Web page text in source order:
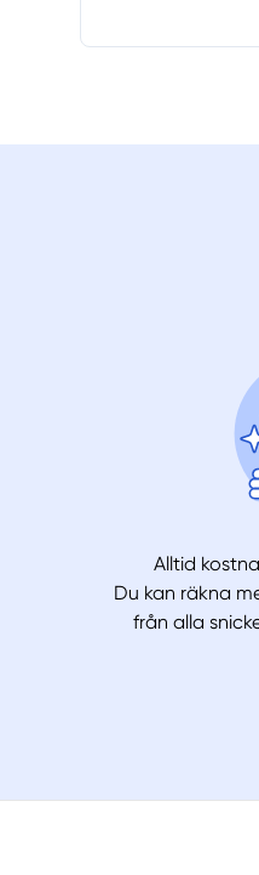
Alltid
Du kan räkna
från alla